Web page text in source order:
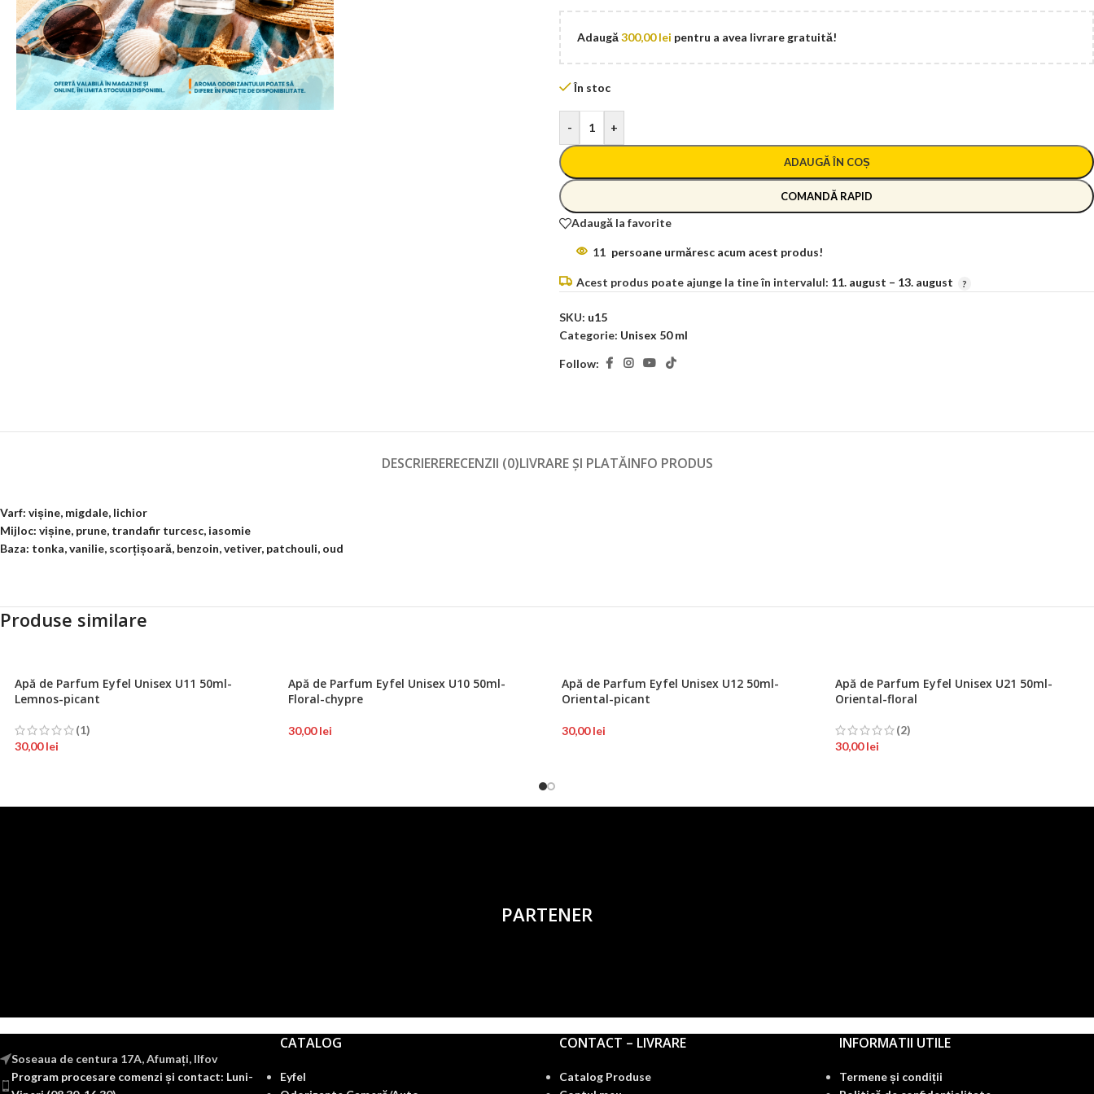
Adaugă300,00lei pentru a avea livrare gratuită!
În stoc
- +
ADAUGĂ ÎN COȘ
COMANDĂ RAPID
Adaugă la favorite
11 persoane urmăresc acum acest produs!
Acest produs poate ajunge la tine în intervalul: 11. august – 13. august
SKU: u15
Categorie: Unisex 50 ml
Follow:
DESCRIERERECENZII (0)LIVRARE ȘI PLATĂINFO PRODUS
Varf: vișine, migdale, lichior
Mijloc: vișine, prune, trandafir turcesc, iasomie
Baza: tonka, vanilie, scorțișoară, benzoin, vetiver, patchouli, oud
Produse similare
Apă de Parfum Eyfel Unisex U11 50ml-
Lemnos-picant
(1)
30,00lei
Apă de Parfum Eyfel Unisex U10 50ml-
Floral-chypre
30,00lei
Apă de Parfum Eyfel Unisex U12 50ml-
Oriental-picant
30,00lei
Apă de Parfum Eyfel Unisex U21 50ml-
Oriental-floral
(2)
30,00lei
PARTENER
Soseaua de centura 17A, Afumați, Ilfov
Program procesare comenzi și contact: Luni-
CATALOG
Eyfel
CONTACT – LIVRARE
Catalog Produse
INFORMATII UTILE
Termene și condiții